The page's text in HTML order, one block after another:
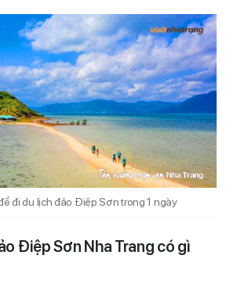
đi du lịch đảo Điệp Sơn trong 1 ngày
Điệp Sơn Nha Trang có gì